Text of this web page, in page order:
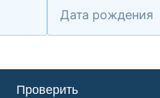
Дата рождения
Проверить